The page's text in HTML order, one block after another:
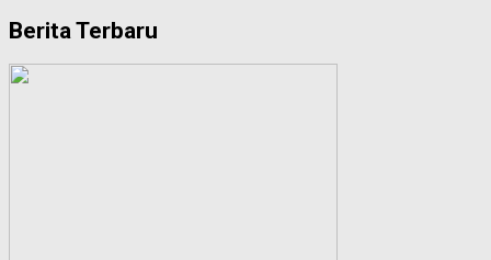
Berita Terbaru